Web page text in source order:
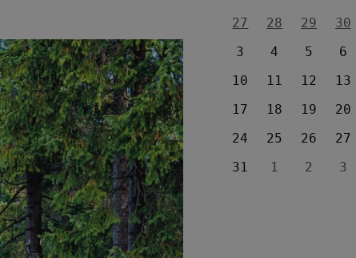
27 28 29 30
3
4 5 6
10
11 12 13
17
18 19 20
24
25 26 27
31
1 2 3